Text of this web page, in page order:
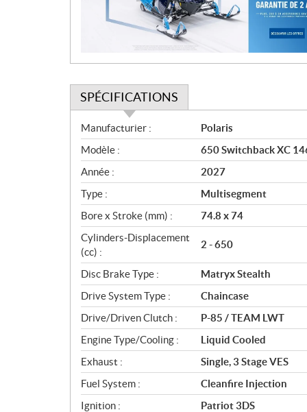
SPÉCIFICATIONS
S
p
é
c
i
f
i
c
a
t
i
o
n
s
Manufacturier :
Polaris
Modèle :
650 Switchback XC
Année :
2027
Type :
Multisegment
Bore x Stroke (mm) :
74.8 x 74
Cylinders-Displacement
(cc) :
2 - 650
Disc Brake Type :
Matryx Stealth
Drive System Type :
Chaincase
Drive/Driven Clutch :
P-85 / TEAM LWT
Engine Type/Cooling :
Liquid Cooled
Exhaust :
Single, 3 Stage VES
Fuel System :
Cleanfire Injection
Ignition :
Patriot 3DS